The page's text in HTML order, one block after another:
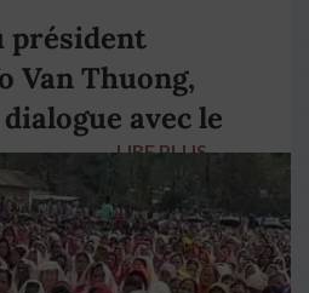
président
Van Thuong,
avec le
LIRE PLUS →